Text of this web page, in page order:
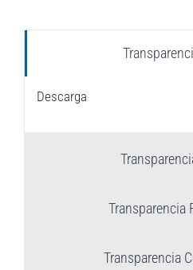
Descarga
Transparencia
Transparencia